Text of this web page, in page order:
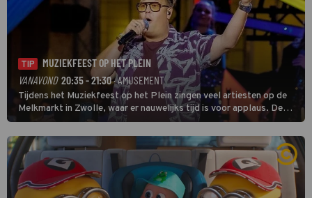
TIP
MUZIEKFEEST OP HET PLEIN
VANAVOND 20:35 - 21:30· AMUSEMENT
Tijdens het Muziekfeest op het Plein zingen veel artiesten op de
Melkmarkt in Zwolle, waar er nauwelijks tijd is voor applaus. De
grootste namen zijn André Hazes, Jannes, René Froger en
natuurlijk Rutger van Barneveld met zijn hit Zwoele Zomernachten.